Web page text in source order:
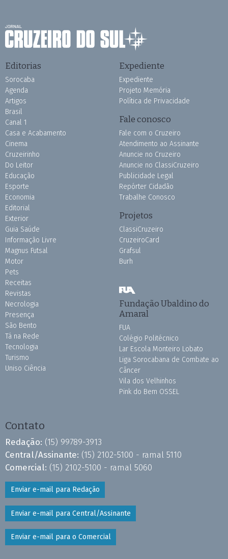
Editorias
Sorocaba
Agenda
Artigos
Brasil
Canal 1
Casa e Acabamento
Cinema
Cruzeirinho
Do Leitor
Educação
Esporte
Economia
Editorial
Exterior
Guia Saúde
Informação Livre
Magnus Futsal
Motor
Pets
Receitas
Revistas
Necrologia
Presença
São Bento
Tá na Rede
Tecnologia
Turismo
Uniso Ciência
Expediente
Expediente
Projeto Memória
Política de Privacidade
Fale conosco
Fale com o Cruzeiro
Atendimento ao Assinante
Anuncie no Cruzeiro
Anuncie no ClassiCruzeiro
Publicidade Legal
Repórter Cidadão
Trabalhe Conosco
Projetos
ClassiCruzeiro
CruzeiroCard
Grafsul
Burh
Fundação Ubaldino do
Amaral
FUA
Colégio Politécnico
Lar Escola Monteiro Lobato
Liga Sorocabana de Combate ao
Câncer
Vila dos Velhinhos
Pink do Bem OSSEL
Contato
Redação: (15) 99789-3913
Central/Assinante: (15) 2102-5100 - ramal 5110
Comercial: (15) 2102-5100 - ramal 5060
Enviar e-mail para Redação
Enviar e-mail para Central/Assinante
Enviar e-mail para o Comercial